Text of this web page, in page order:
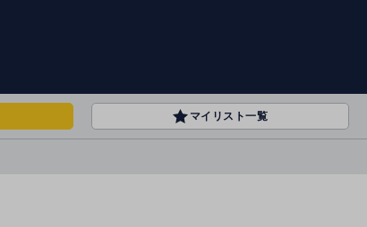
マイリスト一覧